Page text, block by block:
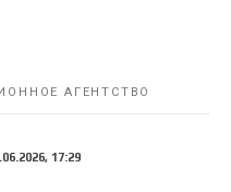
АГЕНТСТВО
17:29